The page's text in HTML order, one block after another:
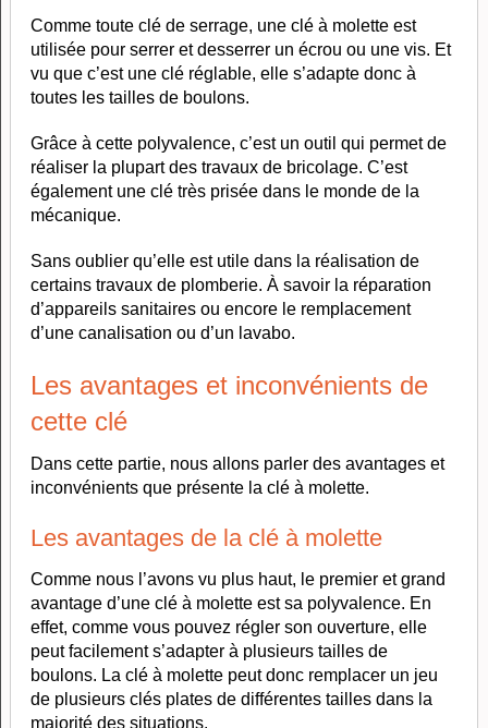
Comme toute clé de serrage, une clé à molette est
utilisée pour serrer et desserrer un écrou ou une vis. Et
vu que c’est une clé réglable, elle s’adapte donc à
toutes les tailles de boulons.
Grâce à cette polyvalence, c’est un outil qui permet de
réaliser la plupart des travaux de bricolage. C’est
également une clé très prisée dans le monde de la
mécanique.
Sans oublier qu’elle est utile dans la réalisation de
certains travaux de plomberie. À savoir la réparation
d’appareils sanitaires ou encore le remplacement
d’une canalisation ou d’un lavabo.
Les avantages et inconvénients de
cette clé
Dans cette partie, nous allons parler des avantages et
inconvénients que présente la clé à molette.
Les avantages de la clé à molette
Comme nous l’avons vu plus haut, le premier et grand
avantage d’une clé à molette est sa polyvalence. En
effet, comme vous pouvez régler son ouverture, elle
peut facilement s’adapter à plusieurs tailles de
boulons. La clé à molette peut donc remplacer un jeu
de plusieurs clés plates de différentes tailles dans la
majorité des situations.